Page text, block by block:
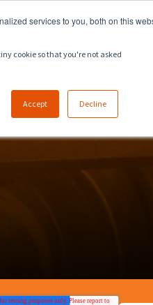
services to you, both on this
cookie so that you're not asked
Accept Decline